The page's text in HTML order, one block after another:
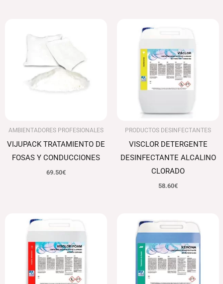
AMBIENTADORES PROFESIONALES
VIJUPACK TRATAMIENTO DE
FOSAS Y CONDUCCIONES
69.50€
PRODUCTOS DESINFECTANTES
VISCLOR DETERGENTE
DESINFECTANTE ALCALINO
CLORADO
58.60€